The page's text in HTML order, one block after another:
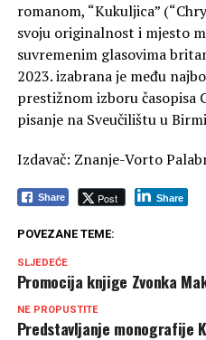
romanom, “Kukuljica”
svoju originalnost i mjesto
suvremenim glasovima
2023. izabrana je među
prestižnom izboru časopisa
pisanje na Sveučilištu u
Izdavač: Znanje-Vorto
Share Post Share
POVEZANE TEME:
SLJEDEĆE
Promocija knjige Zvonka
NE PROPUSTITE
Predstavljanje monografije